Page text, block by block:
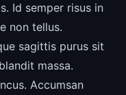
Id semper risus in
non tellus.
sagittis purus sit
massa.
Accumsan